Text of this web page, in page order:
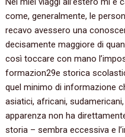
come, generalmente, le
recavo avessero una
decisamente maggiore di
così toccare con mano
formazion29e storica
quel minimo di informazione
asiatici, africani,
apparenza non ha
storia – sembra eccessiva e